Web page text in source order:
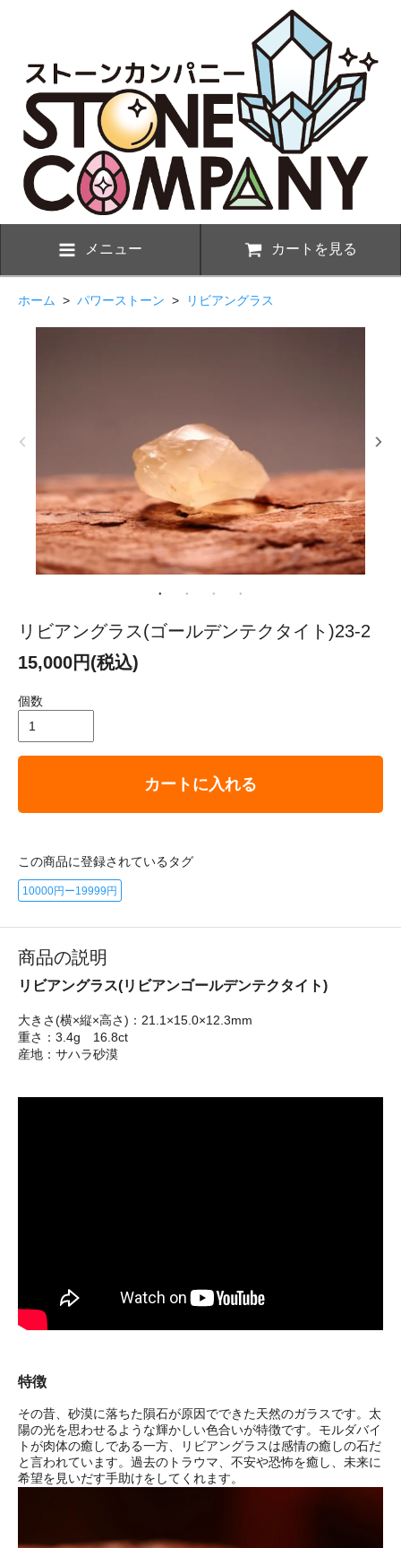
メニュー カートを見る
ホーム > パワーストーン > リビアングラス
リビアングラス(ゴールデンテクタイト)23-2
15,000円(税込)
個数
カートに入れる
この商品に登録されているタグ
10000円ー19999円
商品の説明
リビアングラス(リビアンゴールデンテクタイト)
大きさ(横×縦×高さ)：21.1×15.0×12.3mm
重さ：3.4g 16.8ct
産地：サハラ砂漠
特徴
その昔、砂漠に落ちた隕石が原因でできた天然のガラスです。太
陽の光を思わせるような輝かしい色合いが特徴です。モルダバイ
トが肉体の癒しである一方、リビアングラスは感情の癒しの石だ
と言われています。過去のトラウマ、不安や恐怖を癒し、未来に
希望を見いだす手助けをしてくれます。